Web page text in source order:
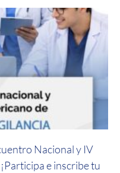
Nacional y IV
e inscribe tu